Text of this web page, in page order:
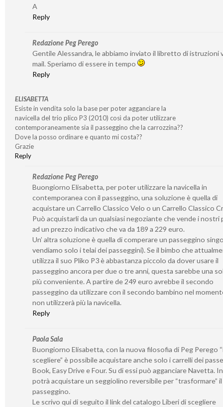
A
Reply
Redazione Peg Perego
Gentile Alessandra, le abbiamo inviato il libretto di istruzioni
mail. Speriamo di essere in tempo
Reply
ELISABETTA
Esiste in vendita solo la base per poter agganciare la
navicella del trio plico P3 (2010) così da poter utilizzare
contemporaneamente sia il passeggino che la carrozzina??
Dove la posso ordinare e quanto mi costa??
Grazie
Reply
Redazione Peg Perego
Buongiorno Elisabetta, per poter utilizzare la navicella in
contemporanea con il passeggino, una soluzione è quella di
acquistare un Carrello Classico Velo o un Carrello Classico
Può acquistarli da un qualsiasi negoziante che vende i
ad un prezzo indicativo che va da 189 a 229 euro.
Un’ altra soluzione è quella di comperare un passeggino
vendiamo solo i telai dei passeggini). Se il bimbo che
utilizza il suo Pliko P3 è abbastanza piccolo da dover usare il
passeggino ancora per due o tre anni, questa sarebbe una
più conveniente. A partire de 249 euro avrebbe il secondo
passeggino da utilizzare con il secondo bambino nel
non utilizzerà più la navicella.
Reply
Paola Sala
Buongiorno Elisabetta, con la nuova filosofia di Peg Perego
scegliere” è possibile acquistare anche solo i carrelli dei
Book, Easy Drive e Four. Su di essi può agganciare Navetta.
potrà acquistare un seggiolino reversibile per “trasformare”
passeggino.
Le scrivo qui di seguito il link del catalogo Liberi di scegliere